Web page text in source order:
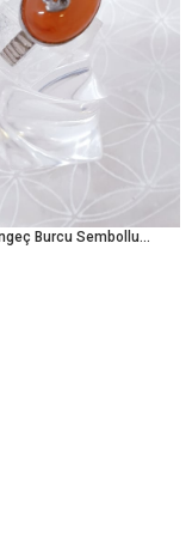
Gümüş Yengeç Burcu Sembollu Akik Doğal Taş Yüzük